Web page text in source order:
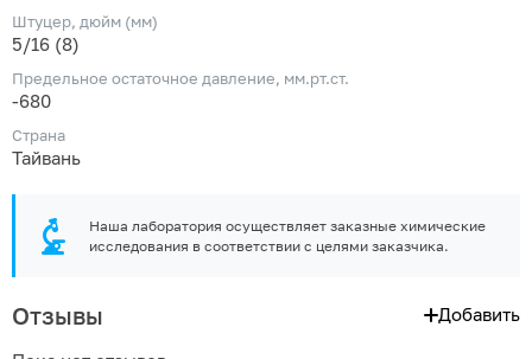
Штуцер, дюйм (мм)
5/16 (8)
Предельное остаточное давление, мм.рт.ст.
-680
Страна
Тайвань
Наша лаборатория осуществляет заказные химические
исследования в соответствии с целями заказчика.
Отзывы Добавить